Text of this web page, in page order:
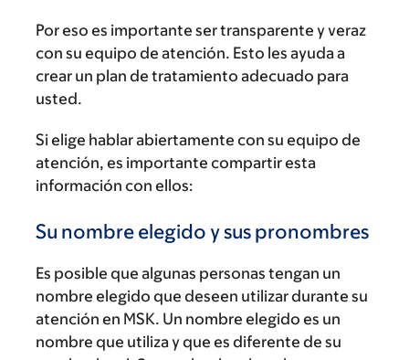
Por eso es importante ser transparente y veraz
con su equipo de atención. Esto les ayuda a
crear un plan de tratamiento adecuado para
usted.
Si elige hablar abiertamente con su equipo de
atención, es importante compartir esta
información con ellos:
Su nombre elegido y sus pronombres
Es posible que algunas personas tengan un
nombre elegido que deseen utilizar durante su
atención en MSK. Un nombre elegido es un
nombre que utiliza y que es diferente de su